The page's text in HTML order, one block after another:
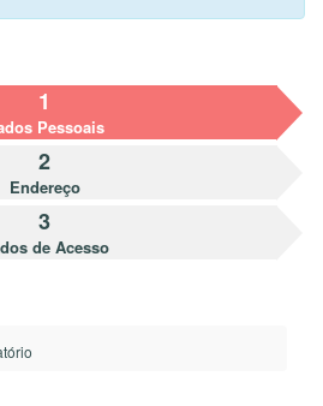
1
Pessoais
2
Endereço
3
de Acesso